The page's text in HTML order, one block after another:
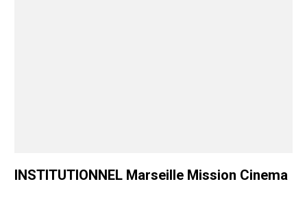
INSTITUTIONNEL Marseille Mission Cinema